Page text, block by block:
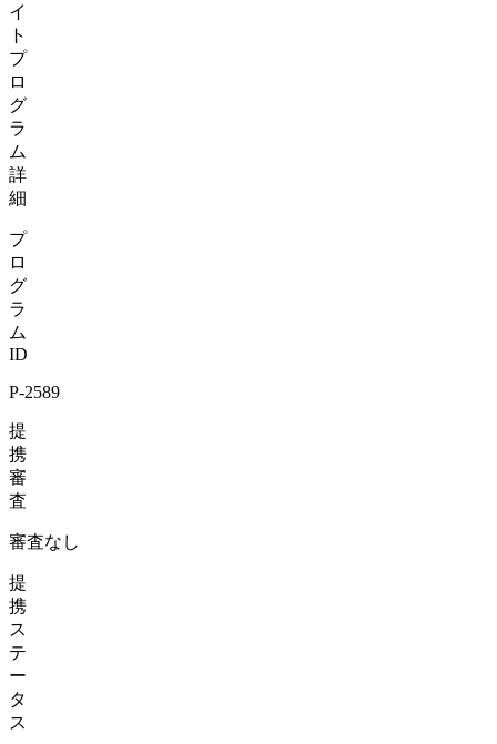
イ
ト
プ
ロ
グ
ラ
ム
詳
細
プ
ロ
グ
ラ
ム
ID
P-2589
提
携
審
査
審査なし
提
携
ス
テ
ー
タ
ス